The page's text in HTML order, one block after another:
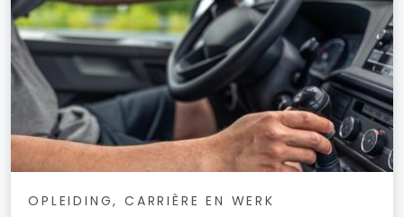
OPLEIDING, CARRIÈRE EN WERK